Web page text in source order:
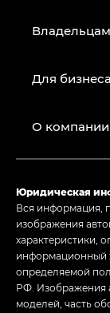
Владельцам
Для бизнеса
О компании
Юридическая
Вся информация,
изображения
характеристики,
информационный
определяемой
РФ. Изображения
моделей, часть